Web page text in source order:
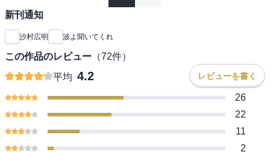
新刊通知
沙村広明 波よ聞いてくれ
この作品のレビュー （72件）
平均 4.2 レビューを書く
26
22
11
2